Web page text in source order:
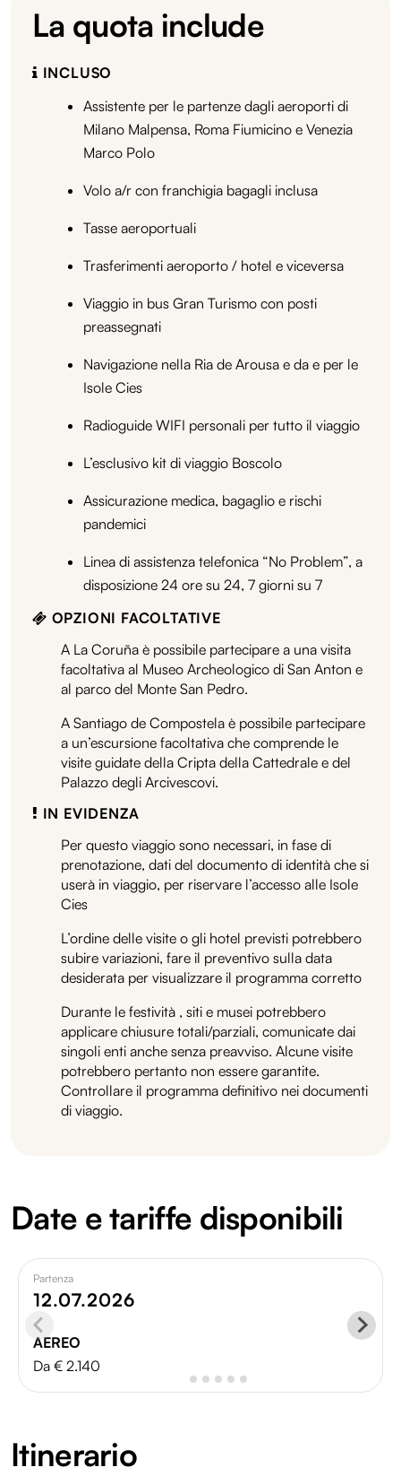
La quota include
INCLUSO
Assistente per le partenze dagli aeroporti di
Milano Malpensa, Roma Fiumicino e Venezia
Marco Polo
Volo a/r con franchigia bagagli inclusa
Tasse aeroportuali
Trasferimenti aeroporto / hotel e viceversa
Viaggio in bus Gran Turismo con posti
preassegnati
Navigazione nella Ria de Arousa e da e per le
Isole Cies
Radioguide WIFI personali per tutto il viaggio
L’esclusivo kit di viaggio Boscolo
Assicurazione medica, bagaglio e rischi
pandemici
Linea di assistenza telefonica “No Problem”, a
disposizione 24 ore su 24, 7 giorni su 7
OPZIONI FACOLTATIVE
A La Coruña è possibile partecipare a una visita
facoltativa al Museo Archeologico di San Anton e
al parco del Monte San Pedro.
A Santiago de Compostela è possibile partecipare
a un’escursione facoltativa che comprende le
visite guidate della Cripta della Cattedrale e del
Palazzo degli Arcivescovi.
IN EVIDENZA
Per questo viaggio sono necessari, in fase di
prenotazione, dati del documento di identità che si
userà in viaggio, per riservare l’accesso alle Isole
Cies
L’ordine delle visite o gli hotel previsti potrebbero
subire variazioni, fare il preventivo sulla data
desiderata per visualizzare il programma corretto
Durante le festività , siti e musei potrebbero
applicare chiusure totali/parziali, comunicate dai
singoli enti anche senza preavviso. Alcune visite
potrebbero pertanto non essere garantite.
Controllare il programma definitivo nei documenti
di viaggio.
Date e tariffe disponibili
Partenza
12.07.2026
AEREO
Da € 2.140
Itinerario